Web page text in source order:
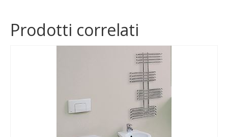
Prodotti correlati